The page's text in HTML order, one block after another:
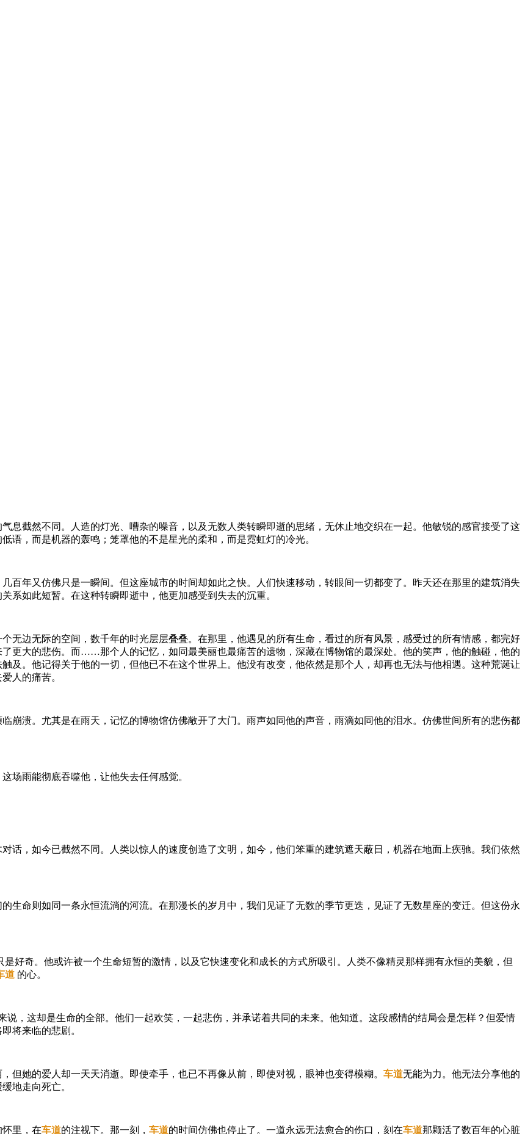
息截然不同。人造的灯光、嘈杂的噪音，以及无数人类转瞬即逝的思绪，无休止地交织在一起。他敏锐的感官接受了这
语，而是机器的轰鸣；笼罩他的不是星光的柔和，而是霓虹灯的冷光。
百年又仿佛只是一瞬间。但这座城市的时间却如此之快。人们快速移动，转眼间一切都变了。昨天还在那里的建筑消失
系如此短暂。在这种转瞬即逝中，他更加感受到失去的沉重。
无边无际的空间，数千年的时光层层叠叠。在那里，他遇见的所有生命，看过的所有风景，感受过的所有情感，都完好
更大的悲伤。而……那个人的记忆，如同最美丽也最痛苦的遗物，深藏在博物馆的最深处。他的笑声，他的触碰，他的
。他记得关于他的一切，但他已不在这个世界上。他没有改变，他依然是那个人，却再也无法与他相遇。这种荒诞让
人的痛苦。
崩溃。尤其是在雨天，记忆的博物馆仿佛敞开了大门。雨声如同他的声音，雨滴如同他的泪水。仿佛世间所有的悲伤都
场雨能彻底吞噬他，让他失去任何感觉。
话，如今已截然不同。人类以惊人的速度创造了文明，如今，他们笨重的建筑遮天蔽日，机器在地面上疾驰。我们依然
生命则如同一条永恒流淌的河流。在那漫长的岁月中，我们见证了无数的季节更迭，见证了无数星座的变迁。但这份永
好奇。他或许被一个生命短暂的激情，以及它快速变化和成长的方式所吸引。人类不像精灵那样拥有永恒的美貌，但
道 的心。
说，这却是生命的全部。他们一起欢笑，一起悲伤，并承诺着共同的未来。他知道。这段感情的结局会是怎样？但爱情
将来临的悲剧。
但她的爱人却一天天消逝。即使牵手，也已不再像从前，即使对视，眼神也变得模糊。 车道无能为力。他无法分享他的
地走向死亡。
怀里，在车道的注视下。那一刻， 车道的时间仿佛也停止了。一道永远无法愈合的伤口，刻在车道那颗活了数百年的心脏